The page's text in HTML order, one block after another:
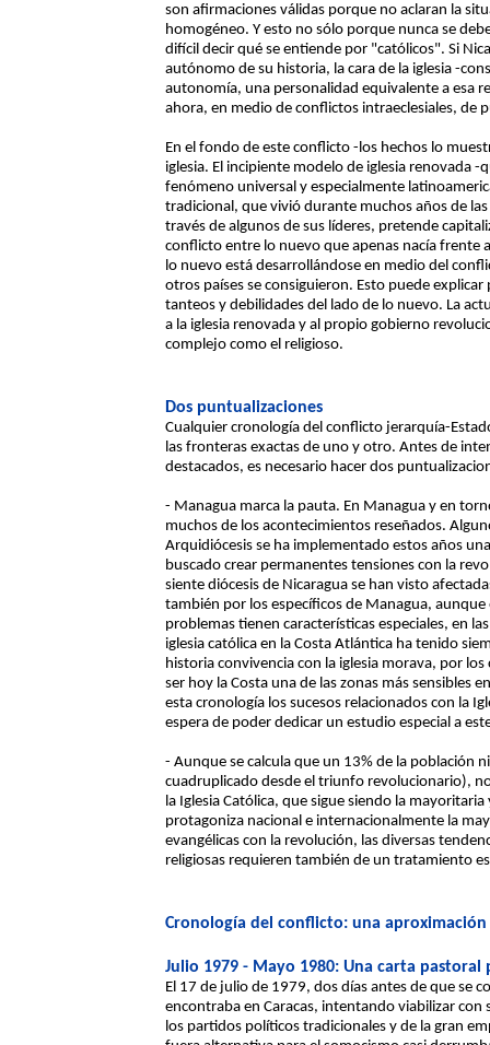
son afirmaciones válidas porque no aclaran la
homogéneo. Y esto no sólo porque nunca se
difícil decir qué se entiende por "católicos". Si
autónomo de su historia, la cara de la iglesia -
autonomía, una personalidad equivalente a esa
ahora, en medio de conflictos intraeclesiales, de
En el fondo de este conflicto -los hechos lo
iglesia. El incipiente modelo de iglesia renovada
fenómeno universal y especialmente
tradicional, que vivió durante muchos años de
través de algunos de sus líderes, pretende
conflicto entre lo nuevo que apenas nacía frente
lo nuevo está desarrollándose en medio del
otros países se consiguieron. Esto puede
tanteos y debilidades del lado de lo nuevo. La
a la iglesia renovada y al propio gobierno
complejo como el religioso.
Dos puntualizaciones
Cualquier cronología del conflicto jerarquía-
las fronteras exactas de uno y otro. Antes de
destacados, es necesario hacer dos
- Managua marca la pauta. En Managua y en
muchos de los acontecimientos reseñados.
Arquidiócesis se ha implementado estos años
buscado crear permanentes tensiones con la
siente diócesis de Nicaragua se han visto
también por los específicos de Managua,
problemas tienen características especiales, en
iglesia católica en la Costa Atlántica ha tenido
historia convivencia con la iglesia morava, por
ser hoy la Costa una de las zonas más sensibles
esta cronología los sucesos relacionados con la
espera de poder dedicar un estudio especial a
- Aunque se calcula que un 13% de la población
cuadruplicado desde el triunfo revolucionario),
la Iglesia Católica, que sigue siendo la
protagoniza nacional e internacionalmente la
evangélicas con la revolución, las diversas
religiosas requieren también de un tratamiento
Cronología del conflicto: una aproximación
Julio 1979 - Mayo 1980: Una carta
El 17 de julio de 1979, dos días antes de que se
encontraba en Caracas, intentando viabilizar
los partidos políticos tradicionales y de la gran